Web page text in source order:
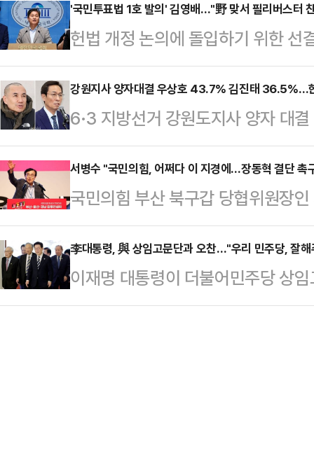
일 국회에서 기자회견을 열고 "오
해 이 자리에 섰다"며 "오랜 시간 안
가능성을 가장 가까이에서 지켜봤
민국 어디에 내놓아도 손색없는 국
금의 현실은 녹록지 않다. 노후화된
리고 주민들이 간절히…
'국민투표법 1호 발의' 김영배…"野 맞서 필리버스터
헌법 개정 논의에 돌입하기 위한 선
불어민주당 주도로 국회 법제사법
둔 가운데, 국민의힘은 여당의 법안
토론)를 예고했다. 이에 해당 법안
의힘을 향해 "국민 참정권을 가로
서겠다고 밝혔다.민주당 소속으로
원은 25일 국회에서 본지와 만나 "
국민 기본권을 가로막으려…
강원지사 양자대결 우상호 43.7% 김진태 36.5%…
6·3 지방선거 강원도지사 양자 대
석과 국민의힘 소속인 현 김진태 지
로 나타났다. 국회 앞 삭발 투쟁 등
견인한 김 지사의 도정 운영이 지지
로 줄어든 만큼, 격전이 지속될 것
사공정이 더퍼블릭의 의뢰로 지
ARS(20%) 방식으로 '강원특별자
따르…
서병수 "국민의힘, 어쩌다 이 지경에…장동혁 결단 촉
국민의힘 부산 북구갑 당협위원장
"내가 몸과 마음으로 섬겨온 당"이
것인지 울화가 치민다"고 지적했다
추정의 원칙은 누구에게나 예외 없
대한 장동혁 대표의 입장을 언급하
李대통령, 與 상임고문단과 오찬…"우리 민주당, 잘해
이재명 대통령이 더불어민주당 상
듣고, 여당인 민주당을 '우리 민주